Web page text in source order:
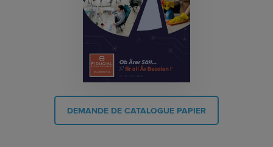
DEMANDE DE CATALOGUE PAPIER